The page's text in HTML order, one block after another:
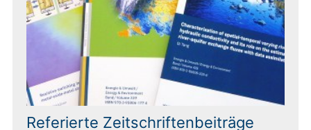
Referierte Zeitschriftenbeiträge